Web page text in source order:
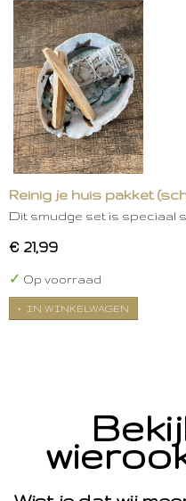
Reinig je huis pakket
Dit smudge set is speciaal
€ 21,99
✓ Op voorraad
IN WINKELWAGEN